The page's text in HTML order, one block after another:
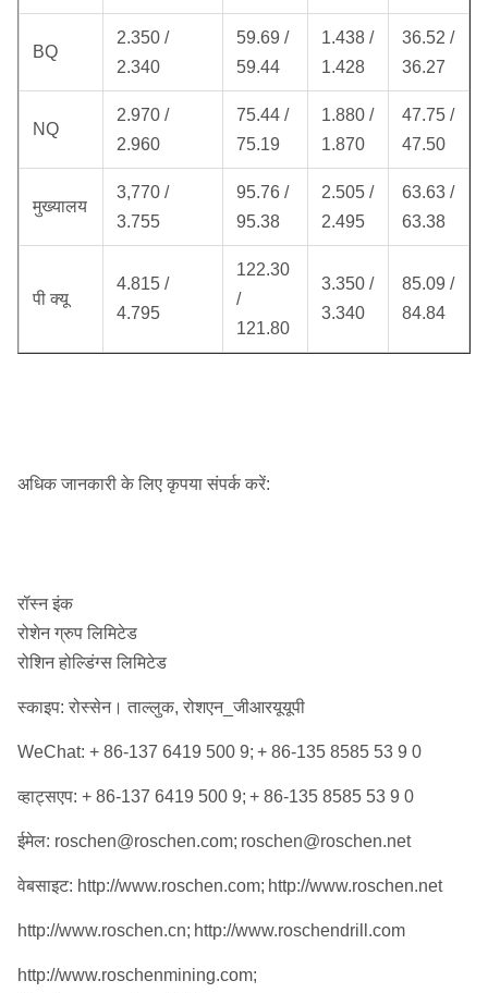
BQ
2.350 /
2.340
59.69 /
59.44
1.438 /
1.428
36.52 /
36.27
NQ
2.970 /
2.960
75.44 /
75.19
1.880 /
1.870
47.75 /
47.50
मुख्यालय
3,770 /
3.755
95.76 /
95.38
2.505 /
2.495
63.63 /
63.38
पी क्यू
4.815 /
4.795
122.30
/
121.80
3.350 /
3.340
85.09 /
84.84
अधिक जानकारी के लिए कृपया संपर्क करें:
रॉस्न इंक
रोशेन ग्रुप लिमिटेड
रोशिन होल्डिंग्स लिमिटेड
स्काइप: रोस्सेन। ताल्लुक, रोशएन_जीआरयूयूपी
WeChat: + 86-137 6419 500 9; + 86-135 8585 53 9 0
व्हाट्सएप: + 86-137 6419 500 9; + 86-135 8585 53 9 0
ईमेल: roschen@roschen.com; roschen@roschen.net
वेबसाइट: http://www.roschen.com; http://www.roschen.net
http://www.roschen.cn; http://www.roschendrill.com
http://www.roschenmining.com;